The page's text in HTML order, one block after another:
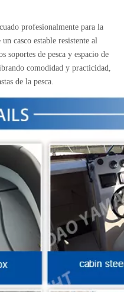
Embarcaciones-de-desembarco-y-buceo-de-aluminio
Barco de pesca de aluminio Center Console
profesionalmente para la
casco estable resistente al
soportes de pesca y espacio de
comodidad y practicidad,
de la pesca.